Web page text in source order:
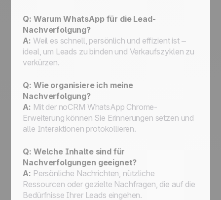
Q: Warum WhatsApp für die Lead-
Nachverfolgung?
A: Weil es schnell, persönlich und effizient ist –
ideal, um Leads zu binden und Verkaufszyklen zu
verkürzen.
Q: Wie organisiere ich meine
Nachverfolgung?
A: Mit der noCRM WhatsApp Chrome-
Erweiterung können Sie Erinnerungen setzen und
alle Interaktionen protokollieren.
Q: Welche Inhalte sind für
Nachverfolgungen geeignet?
A: Persönliche Nachrichten, nützliche
Ressourcen oder gezielte Nachfragen, die auf die
Bedürfnisse Ihrer Leads eingehen.